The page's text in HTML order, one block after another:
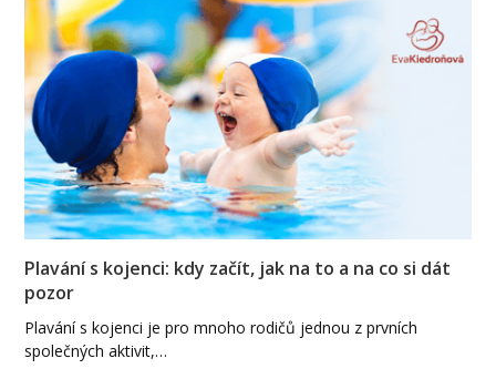
Plavání s kojenci: kdy začít, jak na to a na co si dát
pozor
Plavání s kojenci je pro mnoho rodičů jednou z prvních
společných aktivit,…